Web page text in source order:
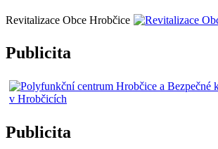
Revitalizace Obce Hrobčice
Publicita
Publicita